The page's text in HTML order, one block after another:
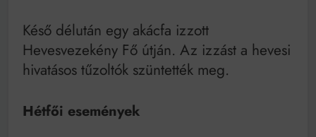
Késő délután egy akácfa izzott
Hevesvezekény Fő útján. Az izzást a hevesi
hivatásos tűzoltók szüntették meg.
Hétfői események